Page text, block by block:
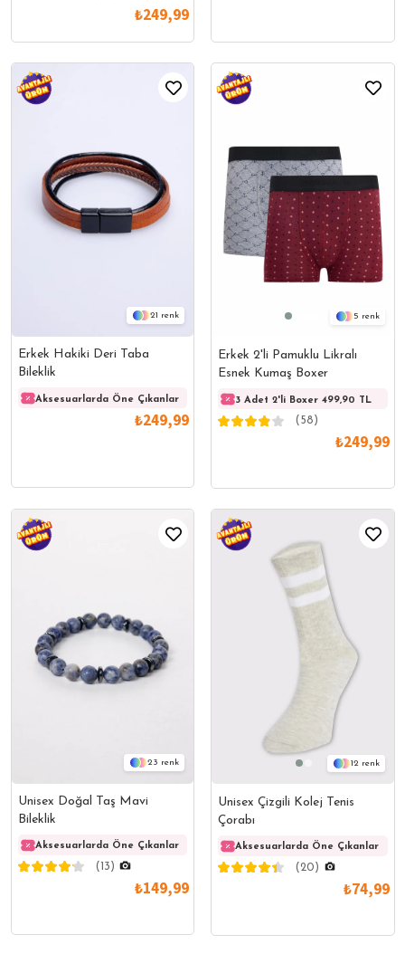
₺249,99
21
Erkek Hakiki Deri Taba
Bileklik
Aksesuarlarda Öne Çıkanlar Aksesuarlarda Öne Çıkanlar
₺249,99
5
Erkek 2'li Pamuklu Likralı
Esnek Kumaş Boxer
3 Adet 2'li Boxer 499,90 TL
(58)
₺249,99
23
Unisex Doğal Taş Mavi
Bileklik
Aksesuarlarda Öne Çıkanlar Aksesuarlarda Öne Çıkanlar
(13)
₺149,99
12
Unisex Çizgili Kolej Tenis
Çorabı
Aksesuarlarda Öne Çıkanlar
(20)
₺74,99